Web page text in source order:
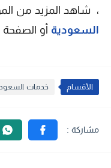
، شاهد المزيد من
السعودية أو الصفحة
الأقسام خدمات